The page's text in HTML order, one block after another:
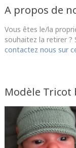
A propos de
Vous êtes le/la
souhaitez la retirer ?
contactez nous sur
Modèle Tricot